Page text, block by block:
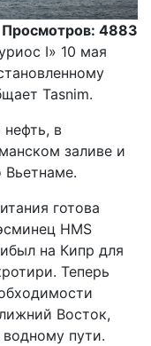
Просмотров: 4883
I» 10 мая
Tasnim.
в
заливе и
Вьетнаме.
готова
HMS
на Кипр для
Теперь
Восток,
пути.